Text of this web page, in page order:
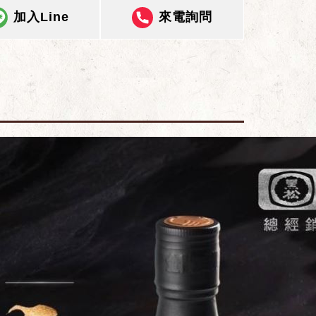
加入Line 來電詢問